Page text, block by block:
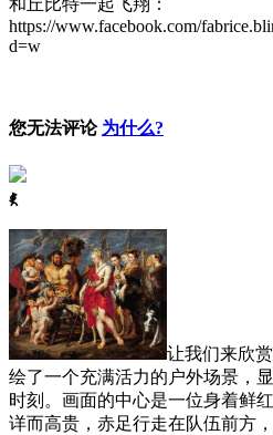
和丘比特一起飞翔：
https://www.facebook.com/
d=w
您无法评论 为什么?
ꈅ
让我们来欣
绘了一个充满活力的户外场景，
时刻。画面的中心是一位身着鲜
详而高贵，赤足行走在队伍前方